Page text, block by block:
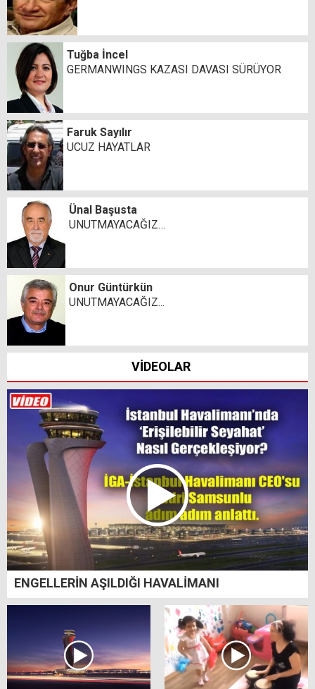
Tuğba İncel
GERMANWINGS KAZASI DAVASI SÜRÜYOR
Faruk Sayılır
UCUZ HAYATLAR
Ünal Başusta
UNUTMAYACAĞIZ…
Onur Güntürkün
UNUTMAYACAĞIZ...
VİDEOLAR
ENGELLERİN AŞILDIĞI HAVALİMANI